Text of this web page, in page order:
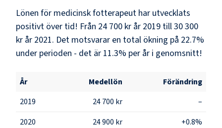
Lönen för medicinsk fotterapeut har utvecklats
positivt över tid! Från 24 700 kr år 2019 till 30 300
kr år 2021. Det motsvarar en total ökning på 22.7%
under perioden - det är 11.3% per år i genomsnitt!
År Medellön
Förändring
2019
24 700 kr
–
2020
24 900 kr
+0.8%